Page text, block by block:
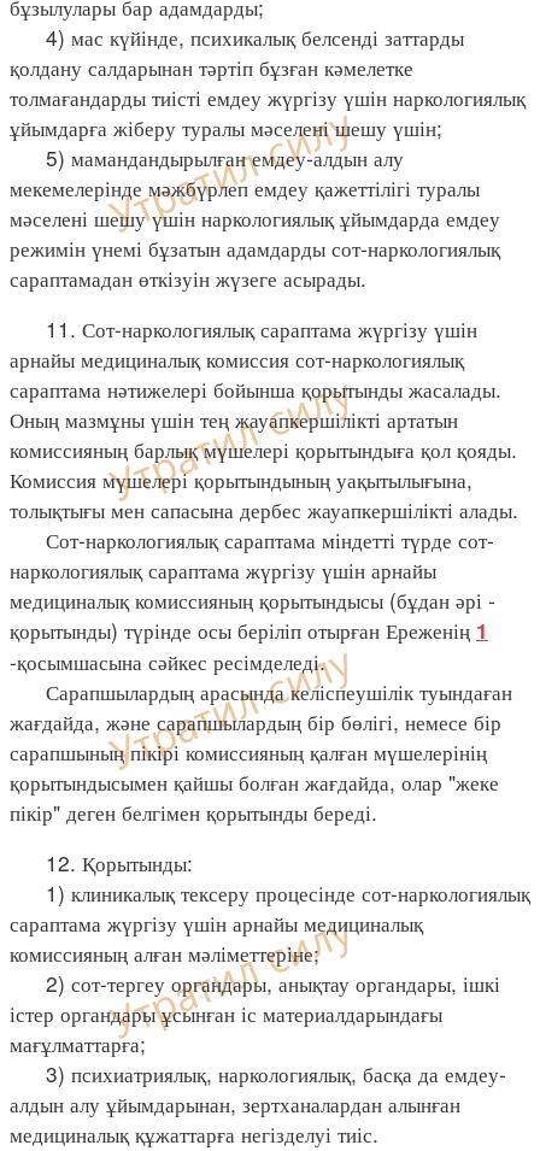
бұзылулары бар адамдарды;
4) мас күйінде, психикалық белсенді заттарды
қолдану салдарынан тәртіп бұзған кәмелетке
толмағандарды тиісті емдеу жүргізу үшін наркологиялық
ұйымдарға жіберу туралы мәселені шешу үшін;
5) мамандандырылған емдеу-алдын алу
мекемелерінде мәжбүрлеп емдеу қажеттілігі туралы
мәселені шешу үшін наркологиялық ұйымдарда емдеу
режимін үнемі бұзатын адамдарды сот-наркологиялық
сараптамадан өткізуін жүзеге асырады.
11. Сот-наркологиялық сараптама жүргізу үшін
арнайы медициналық комиссия сот-наркологиялық
сараптама нәтижелері бойынша қорытынды жасалады.
Оның мазмұны үшін тең жауапкершілікті артатын
комиссияның барлық мүшелері қорытындыға қол қояды.
Комиссия мүшелері қорытындының уақытылығына,
толықтығы мен сапасына дербес жауапкершілікті алады.
Сот-наркологиялық сараптама міндетті түрде сот-
наркологиялық сараптама жүргізу үшін арнайы
медициналық комиссияның қорытындысы (бұдан әрі -
қорытынды) түрінде осы беріліп отырған Ереженің 1
-қосымшасына сәйкес ресімделеді.
Сарапшылардың арасында келіспеушілік туындаған
жағдайда, және сарапшылардың бір бөлігі, немесе бір
сарапшының пікірі комиссияның қалған мүшелерінің
қорытындысымен қайшы болған жағдайда, олар "жеке
пікір" деген белгімен қорытынды береді.
12. Қорытынды:
1) клиникалық тексеру процесінде сот-наркологиялық
сараптама жүргізу үшін арнайы медициналық
комиссияның алған мәліметтеріне;
2) сот-тергеу органдары, анықтау органдары, ішкі
істер органдары ұсынған іс материалдарындағы
мағұлматтарға;
3) психиатриялық, наркологиялық, басқа да емдеу-
алдын алу ұйымдарынан, зертханалардан алынған
медициналық құжаттарға негізделуі тиіс.